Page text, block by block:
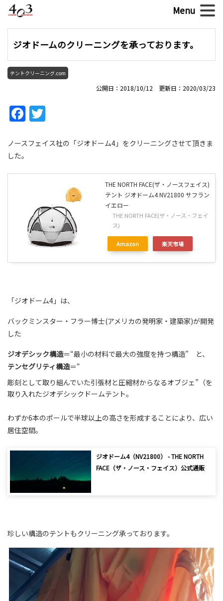
ジオドームのクリーニングを承っております。
テントクリーニング.com
公開日：2018/10/12 更新日：2020/03/23
Facebook
ノースフェイス社の「ジオドーム4」をクリーニングさせて頂きま
した。
THE NORTH FACE(ザ・ノースフェイス)
テント ジオドーム4 NV21800 サフラン
イエロー
THE NORTH FACE(ザ・ノース・フェイ
ス)
Amazon 楽天市場
「ジオドーム4」は、
バックミンスター・フラー博士(アメリカの発明家・建築家)が開発
した
ジオデシック構造＝“最小の材料で最大の強度を持つ構造” と、
テンセグリティ構造＝“
彫刻として取り組んでいた引張材と圧縮材からなるオブジェ”（を
取り入れたジオデシックドームテント。
わずか6本のポールで半球以上の高さを形成することにより、広い
居住空間。
ジオドーム4（NV21800） - THE NORTH
FACE（ザ・ノース・フェイス）公式通販
珍しい構造のテントもクリーニング承っております。